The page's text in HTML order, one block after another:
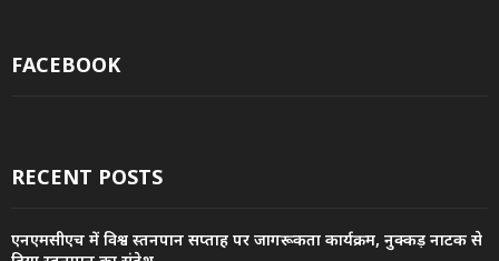
FACEBOOK
RECENT POSTS
एनएमसीएच में विश्व स्तनपान सप्ताह पर जागरूकता कार्यक्रम, नुक्कड़ नाटक से